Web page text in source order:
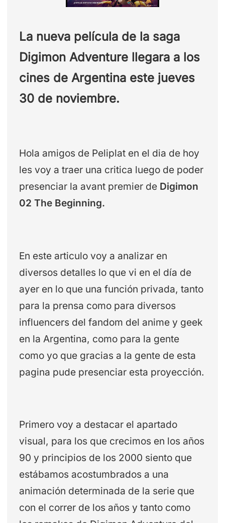
La nueva película de la saga
Digimon Adventure llegara a los
cines de Argentina este jueves
30 de noviembre.
Hola amigos de Peliplat en el dia de hoy
les voy a traer una critica luego de poder
presenciar la avant premier de Digimon
02 The Beginning.
En este articulo voy a analizar en
diversos detalles lo que vi en el día de
ayer en lo que una función privada, tanto
para la prensa como para diversos
influencers del fandom del anime y geek
en la Argentina, como para la gente
como yo que gracias a la gente de esta
pagina pude presenciar esta proyección.
Primero voy a destacar el apartado
visual, para los que crecimos en los años
90 y principios de los 2000 siento que
estábamos acostumbrados a una
animación determinada de la serie que
con el correr de los años y tanto como